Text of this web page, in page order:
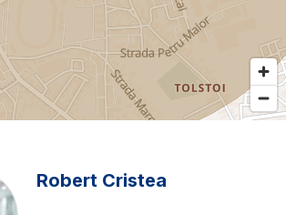
Robert Cristea